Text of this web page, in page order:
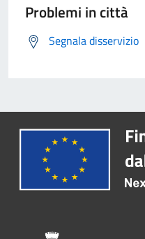
Problemi in città
Segnala disservizio